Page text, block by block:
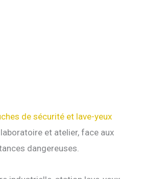
de sécurité et lave-yeux
et atelier, face aux
dangereuses.